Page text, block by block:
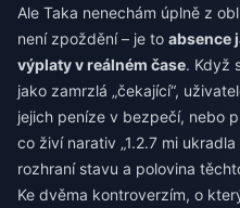
Ale Taka nenechám úplně z
není zpoždění – je to absence
výplaty v reálném čase. Když
jako zamrzlá „čekající“,
jejich peníze v bezpečí, nebo
co živí narativ „1.2.7 mi
rozhraní stavu a polovina
Ke dvěma kontroverzím, o